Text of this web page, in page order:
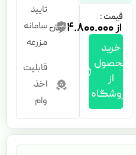
قیمت :
۴.۸۰۰.۰۰۰
خرید
محصول
از
فروشگاه
تایید
سامانه
مزرعه
قابلیت
اخذ
وام